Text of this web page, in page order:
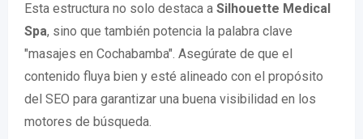
Esta estructura no solo destaca a Silhouette Medical
Spa, sino que también potencia la palabra clave
"masajes en Cochabamba". Asegúrate de que el
contenido fluya bien y esté alineado con el propósito
del SEO para garantizar una buena visibilidad en los
motores de búsqueda.